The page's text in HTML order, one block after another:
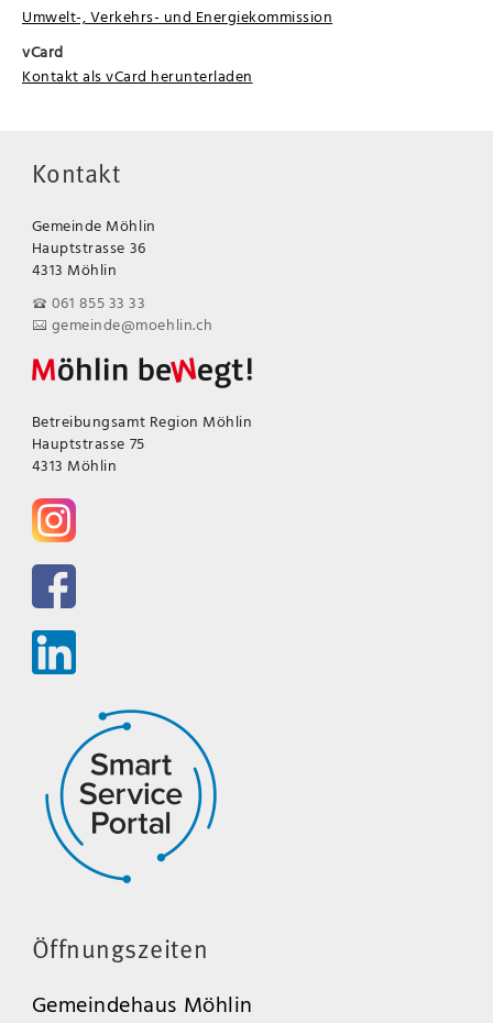
Umwelt-, Verkehrs- und Energiekommission
vCard
Kontakt als vCard herunterladen
Kontakt
Gemeinde Möhlin
Hauptstrasse 36
4313 Möhlin
061 855 33 33
gemeinde@moehlin.ch
Betreibungsamt Region Möhlin
Hauptstrasse 75
4313 Möhlin
Öffnungszeiten
Gemeindehaus Möhlin